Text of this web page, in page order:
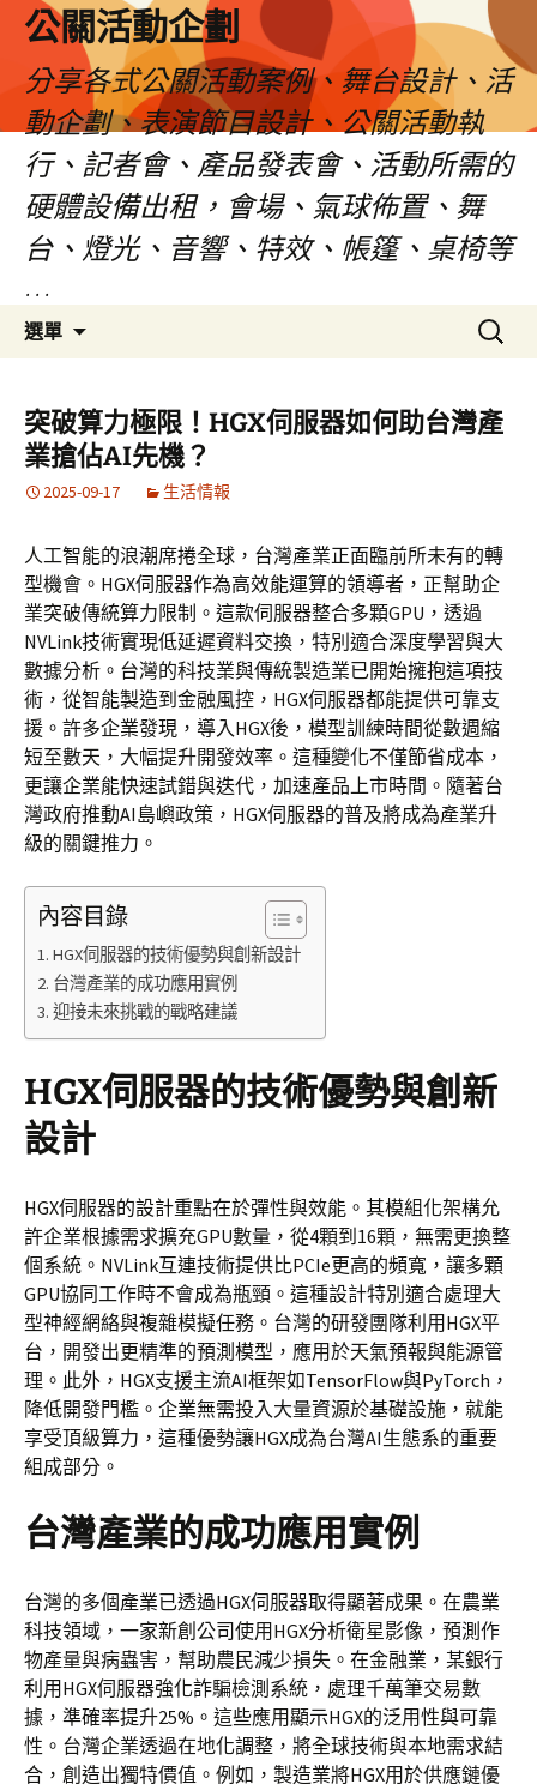
公關活動企劃
分享各式公關活動案例、舞台設計、活
動企劃、表演節目設計、公關活動執
行、記者會、產品發表會、活動所需的
硬體設備出租，會場、氣球佈置、舞
台、燈光、音響、特效、帳篷、桌椅等
…
選單
要
內
容
搜
尋
鍵
字:
突破算力極限！HGX伺服器如何助台灣產
業搶佔AI先機？
2025-09-17 生活情報
人工智能的浪潮席捲全球，台灣產業正面臨前所未有的轉
型機會。HGX伺服器作為高效能運算的領導者，正幫助企
業突破傳統算力限制。這款伺服器整合多顆GPU，透過
NVLink技術實現低延遲資料交換，特別適合深度學習與大
數據分析。台灣的科技業與傳統製造業已開始擁抱這項技
術，從智能製造到金融風控，HGX伺服器都能提供可靠支
援。許多企業發現，導入HGX後，模型訓練時間從數週縮
短至數天，大幅提升開發效率。這種變化不僅節省成本，
更讓企業能快速試錯與迭代，加速產品上市時間。隨著台
灣政府推動AI島嶼政策，HGX伺服器的普及將成為產業升
級的關鍵推力。
內容目錄
HGX伺服器的技術優勢與創新設計
台灣產業的成功應用實例
迎接未來挑戰的戰略建議
HGX伺服器的技術優勢與創新
設計
HGX伺服器的設計重點在於彈性與效能。其模組化架構允
許企業根據需求擴充GPU數量，從4顆到16顆，無需更換整
個系統。NVLink互連技術提供比PCIe更高的頻寬，讓多顆
GPU協同工作時不會成為瓶頸。這種設計特別適合處理大
型神經網絡與複雜模擬任務。台灣的研發團隊利用HGX平
台，開發出更精準的預測模型，應用於天氣預報與能源管
理。此外，HGX支援主流AI框架如TensorFlow與PyTorch，
降低開發門檻。企業無需投入大量資源於基礎設施，就能
享受頂級算力，這種優勢讓HGX成為台灣AI生態系的重要
組成部分。
台灣產業的成功應用實例
台灣的多個產業已透過HGX伺服器取得顯著成果。在農業
科技領域，一家新創公司使用HGX分析衛星影像，預測作
物產量與病蟲害，幫助農民減少損失。在金融業，某銀行
利用HGX伺服器強化詐騙檢測系統，處理千萬筆交易數
據，準確率提升25%。這些應用顯示HGX的泛用性與可靠
性。台灣企業透過在地化調整，將全球技術與本地需求結
合，創造出獨特價值。例如，製造業將HGX用於供應鏈優